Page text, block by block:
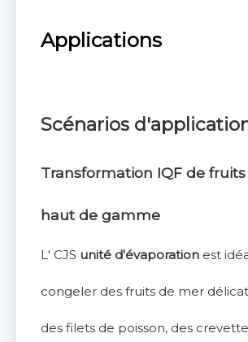
Applications
Scénarios
Transformation IQF de
haut de gamme
L' CJS unité d'évaporation est
congeler des fruits de mer
des filets de poisson, des